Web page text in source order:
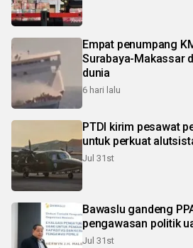
Empat penumpang
Surabaya-Makassar
dunia
6 hari lalu
PTDI kirim pesawat
untuk perkuat
Jul 31st
Bawaslu gandeng
pengawasan politik
Jul 31st